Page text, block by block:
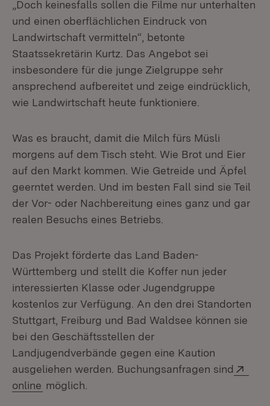
„Doch keinesfalls sollen die Filme nur unterhalten
und einen oberflächlichen Eindruck von
Landwirtschaft vermitteln“, betonte
Staatssekretärin Kurtz. Das Angebot sei
insbesondere für die junge Zielgruppe sehr
ansprechend aufbereitet und zeige eindrücklich,
wie Landwirtschaft heute funktioniere.
Was es braucht, damit die Milch fürs Müsli
morgens auf dem Tisch steht. Wie Brot und Eier
auf den Markt kommen. Wie Getreide und Äpfel
geerntet werden. Und im besten Fall sind sie Teil
der Vor- oder Nachbereitung eines ganz und gar
realen Besuchs eines Betriebs.
Das Projekt förderte das Land Baden-
Württemberg und stellt die Koffer nun jeder
interessierten Klasse oder Jugendgruppe
kostenlos zur Verfügung. An den drei Standorten
Stuttgart, Freiburg und Bad Waldsee können sie
bei den Geschäftsstellen der
Landjugendverbände gegen eine Kaution
ausgeliehen werden. Buchungsanfragen sind
online (Öffnet in neuem Fenster)
möglich.